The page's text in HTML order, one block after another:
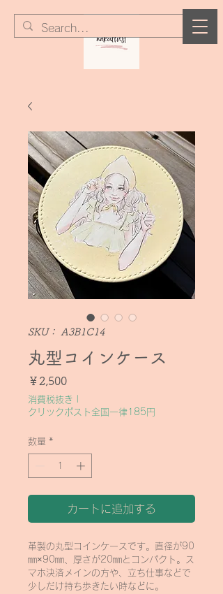
SKU： A3B1C14
丸型コインケース
￥2,500価格
消費税抜き
クリックポスト全国一律185円
数量 *
カートに追加する
革製の丸型コインケースです。直径が90
㎜×90㎜、厚さが20㎜とコンパクト。ス
マホ決済メインの方や、立ち仕事などで
少しだけ持ち歩きたい時などに。